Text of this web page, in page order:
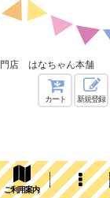
門店 はなちゃん本舗
カート 新規登録
ご利用案内